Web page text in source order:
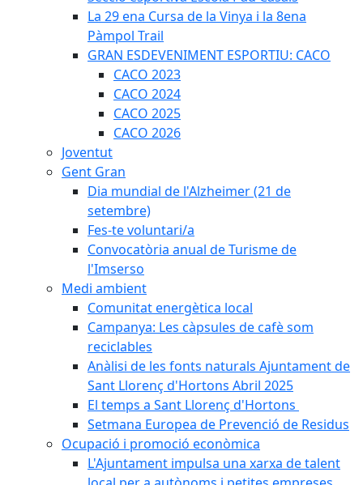
La 29 ena Cursa de la Vinya i la 8ena
Pàmpol Trail
GRAN ESDEVENIMENT ESPORTIU: CACO
CACO 2023
CACO 2024
CACO 2025
CACO 2026
Joventut
Gent Gran
Dia mundial de l'Alzheimer (21 de
setembre)
Fes-te voluntari/a
Convocatòria anual de Turisme de
l'Imserso
Medi ambient
Comunitat energètica local
Campanya: Les càpsules de cafè som
reciclables
Anàlisi de les fonts naturals Ajuntament de
Sant Llorenç d'Hortons Abril 2025
El temps a Sant Llorenç d'Hortons
Setmana Europea de Prevenció de Residus
Ocupació i promoció econòmica
L'Ajuntament impulsa una xarxa de talent